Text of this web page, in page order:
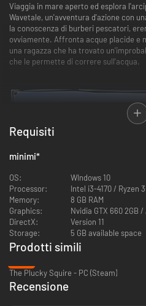
Viaggia in mare aperto ed esplora
Wavetale, un'avventura d'azione con
la conoscenza di burberi pescatori,
ovviamente. Affronta acque placide e
una ragazza che ha trovato
che le permette di correre sull'acqua.
Sfreccia tra le onde, lanciati da
sconfiggi creature feroci per salvare
Requisiti
minimi*
OS:
WIndows 10
Processor:
Intel i3-4170 / Ryzen
Memory:
8 GB RAM
Graphics:
Nvidia GTX 660 2GB /
DirectX:
Version 11
Storage:
5 GB available space
Prodotti simili
The Plucky Squire - PC (Steam)
Recensione